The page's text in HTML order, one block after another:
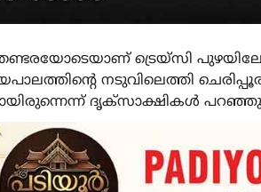
ട്രെയ്‌സി
നടുവിലെത്തി
ദൃക്സാക്ഷികള്‍